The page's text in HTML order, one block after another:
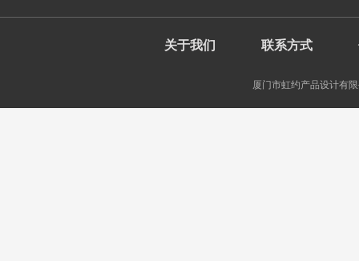
关于我们 联系方式
厦门市虹约产品设计有